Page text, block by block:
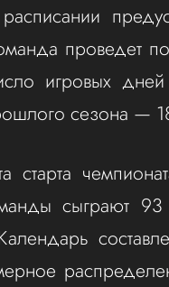
проведет
игровых дней
сезона —
старта
сыграют